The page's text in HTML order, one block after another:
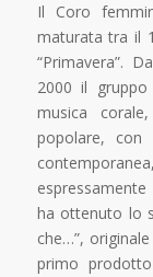
Il Coro
maturata tra il
“Primavera”.
2000 il
musica
popolare, con
ha ottenuto lo
che…”,
primo prodotto